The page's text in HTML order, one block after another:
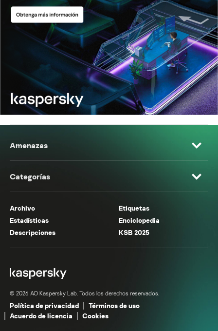
Amenazas
Categorías
Archivo
Etiquetas
Estadísticas
Enciclopedia
Descripciones
KSB 2025
© 2026 AO Kaspersky Lab. Todos los derechos reservados.
Política de privacidad
Términos de uso
Acuerdo de licencia
Cookies